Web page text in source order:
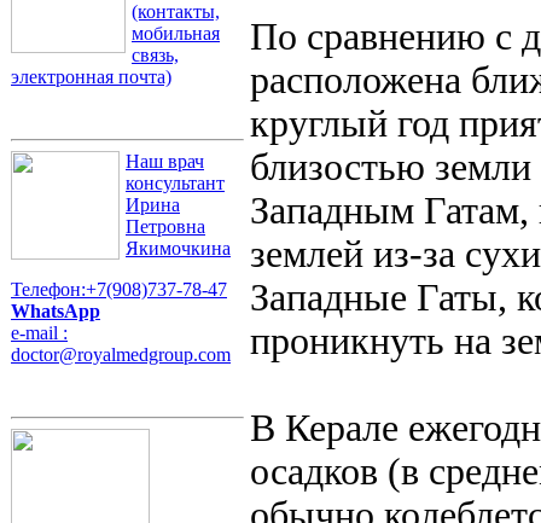
(контакты,
мобильная
связь,
электронная почта)
Наш врач
консультант
Ирина
Петровна
Якимочкина
Телефон:+7(908)737-78-47
WhatsApp
e-mail :
doctor@royalmedgroup.com
По сравнению с
расположена
круглый год
близостью
Западным Гатам,
землей из-за
Западные Гаты,
проникнуть на
В Керале
осадков (в